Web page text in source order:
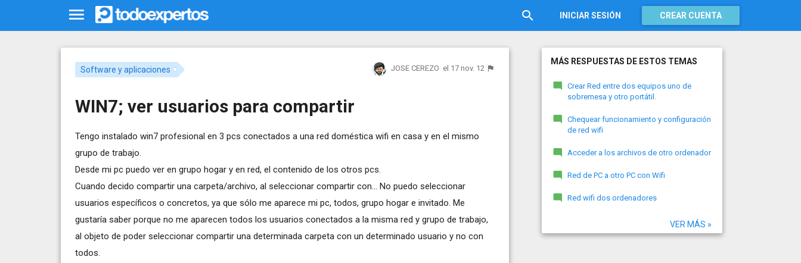
INICIAR SESIÓN CREAR CUENTA
Software y aplicaciones JOSE CEREZO el 17 nov. 12
WIN7; ver usuarios para compartir
Tengo instalado win7 profesional en 3 pcs conectados a una red doméstica wifi en casa y en el mismo
grupo de trabajo.
Desde mi pc puedo ver en grupo hogar y en red, el contenido de los otros pcs.
Cuando decido compartir una carpeta/archivo, al seleccionar compartir con... No puedo seleccionar
usuarios específicos o concretos, ya que sólo me aparece mi pc, todos, grupo hogar e invitado. Me
gustaría saber porque no me aparecen todos los usuarios conectados a la misma red y grupo de trabajo,
al objeto de poder seleccionar compartir una determinada carpeta con un determinado usuario y no con
todos.
MÁS RESPUESTAS DE ESTOS TEMAS
Crear Red entre dos equipos uno de
sobremesa y otro portátil.
Chequear funcionamiento y configuración
de red wifi
Acceder a los archivos de otro ordenador
Red de PC a otro PC con Wifi
Red wifi dos ordenadores
VER MÁS »